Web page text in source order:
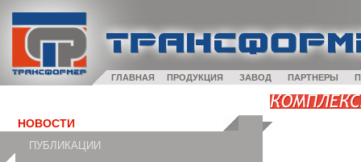
ГЛАВНАЯ ПРОДУКЦИЯ ЗАВОД ПАРТНЕРЫ
НОВОСТИ
ПУБЛИКАЦИИ